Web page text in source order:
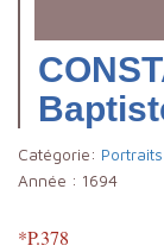
Catégorie: Portraits
Année : 1694
*P.378